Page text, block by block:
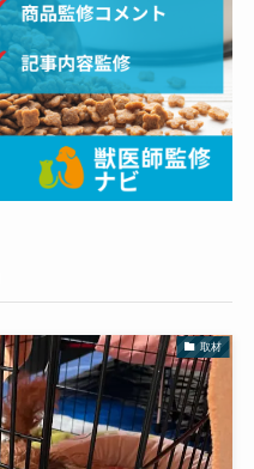
取材